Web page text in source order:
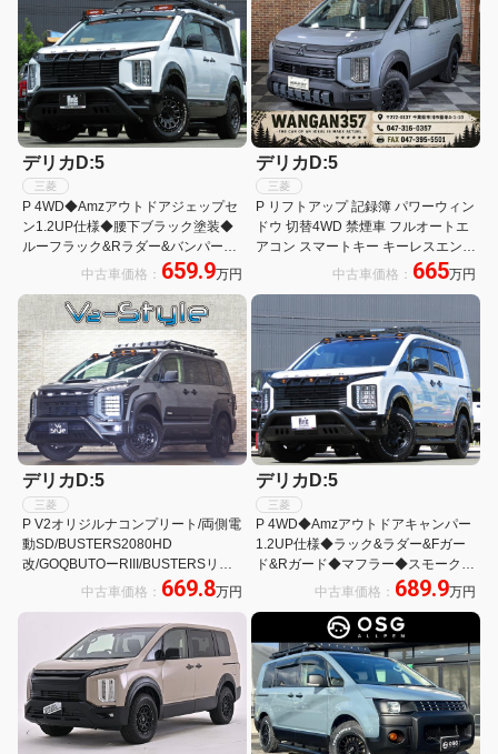
デリカD:5
三菱
P 4WD◆Amzアウトドアジェップセ
ン1.2UP仕様◆腰下ブラック塗装◆
ルーフラック&Rラダー&バンパー
G&Rガード◆BIGーX11型ナビ
&ETC2.0◆ARBタープ◆デルタフォ
ースAW&BFATタイヤ
中古車価格： 659.9万円
デリカD:5
三菱
P リフトアップ 記録簿 パワーウィン
ドウ 切替4WD 禁煙車 フルオートエ
アコン スマートキー キーレスエント
リ 電動格納ドアミラー 1オーナー車
中古車価格： 665万円
デリカD:5
三菱
P V2オリジルナコンプリート/両側電
動SD/BUSTERS2080HD
改/GOQBUTOーRIII/BUSTERSリア
ラダー/MADLYS RMオーバーフェン
中古車価格： 669.8万円
デリカD:5
三菱
P 4WD◆Amzアウトドアキャンパー
1.2UP仕様◆ラック&ラダー&Fガー
ド&Rガード◆マフラー◆スモークテ
ール◆オバフェン◆BIGX11型ナビ&
衝突軽減&レダクル
中古車価格： 689.9万円